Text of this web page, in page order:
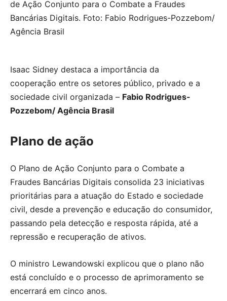
Isaac Sidney destaca a importância da
cooperação entre os setores público, privado e a
sociedade civil organizada – Fabio Rodrigues-
Pozzebom/ Agência Brasil
Plano de ação
O Plano de Ação Conjunto para o Combate a
Fraudes Bancárias Digitais consolida 23 iniciativas
prioritárias para a atuação do Estado e sociedade
civil, desde a prevenção e educação do consumidor,
passando pela detecção e resposta rápida, até a
repressão e recuperação de ativos.
O ministro Lewandowski explicou que o plano não
está concluído e o processo de aprimoramento se
encerrará em cinco anos.